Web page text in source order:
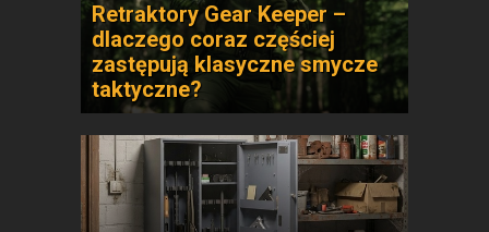
Retraktory Gear Keeper –
dlaczego coraz częściej
zastępują klasyczne smycze
taktyczne?